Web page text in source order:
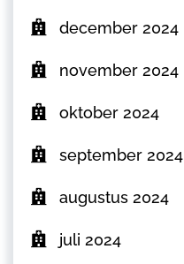
december 2024
november 2024
oktober 2024
september 2024
augustus 2024
juli 2024